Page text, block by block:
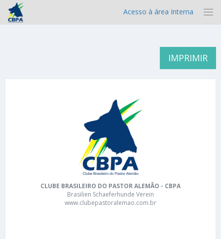
Acesso à área Interna
IMPRIMIR
CLUBE BRASILEIRO DO PASTOR ALEMÃO - CBPA
Brasilien Schaeferhunde Verein
www.clubepastoralemao.com.br